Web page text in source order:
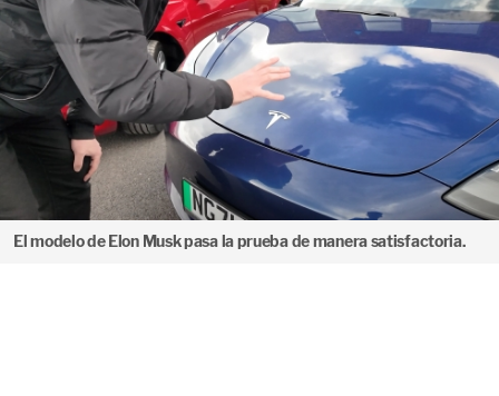
El modelo de Elon Musk pasa la prueba de manera satisfactoria.